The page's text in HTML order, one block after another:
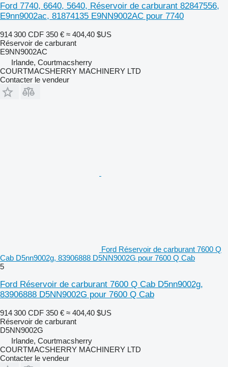
Ford 7740, 6640, 5640, Réservoir de carburant 82847556,
E9nn9002ac, 81874135 E9NN9002AC pour 7740
914 300 CDF 350 € ≈ 404,40 $US
Réservoir de carburant
E9NN9002AC
Irlande, Courtmacsherry
COURTMACSHERRY MACHINERY LTD
Contacter le vendeur
Ford Réservoir de carburant 7600 Q
Cab D5nn9002g, 83906888 D5NN9002G pour 7600 Q Cab
5
Ford Réservoir de carburant 7600 Q Cab D5nn9002g,
83906888 D5NN9002G pour 7600 Q Cab
914 300 CDF 350 € ≈ 404,40 $US
Réservoir de carburant
D5NN9002G
Irlande, Courtmacsherry
COURTMACSHERRY MACHINERY LTD
Contacter le vendeur